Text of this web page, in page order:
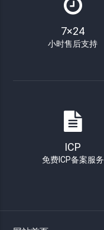
7×24
小时售后支持
ICP
免费ICP备案服务